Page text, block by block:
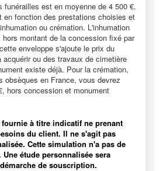
funérailles est en moyenne de 4 500 €.
en fonction des prestations choisies et
ou crémation. L'inhumation
montant de la concession fixé par
enveloppe s'ajoute le prix du
acquérir ou des travaux de cimetière
existe déjà. Pour la crémation,
obsèques en France, vous devrez
hors concession et monument
à titre indicatif ne prenant
du client. Il ne s'agit pas
Cette simulation n'a pas de
étude personnalisée sera
de souscription.